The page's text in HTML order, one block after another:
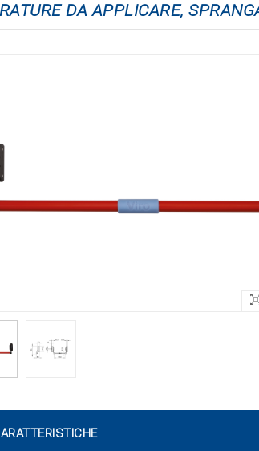
DA APPLICARE,